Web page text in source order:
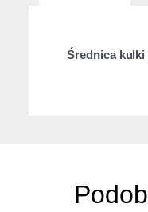
Średnica kulki